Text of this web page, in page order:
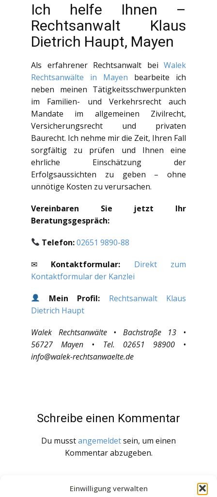
Einwilligung verwalten
Ich helfe Ihnen –
Rechtsanwalt Klaus
Dietrich Haupt, Mayen
Als erfahrener Rechtsanwalt bei Walek
Rechtsanwälte in Mayen bearbeite ich
neben meinen Tätigkeitsschwerpunkten
im Familien- und Verkehrsrecht auch
Mandate im allgemeinen Zivilrecht,
Versicherungsrecht und privaten
Baurecht. Ich nehme mir die Zeit, Ihren Fall
sorgfältig zu prüfen und Ihnen eine
ehrliche Einschätzung der
Erfolgsaussichten zu geben – ohne
unnötige Kosten zu verursachen.
Vereinbaren Sie jetzt Ihr
Beratungsgespräch:
Telefon:02651 9890-88
✉ Kontaktformular:
Direkt zum
Kontaktformular der Kanzlei
Mein Profil:
Rechtsanwalt Klaus
Dietrich Haupt
Walek Rechtsanwälte • Bachstraße 13 •
56727 Mayen • Tel. 02651 98900 •
info@walek-rechtsanwaelte.de
Schreibe einen Kommentar
Du musstangemeldetsein, um einen
Kommentar abzugeben.